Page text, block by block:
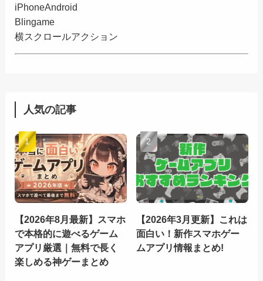
iPhoneAndroid
Blingame
横スクロールアクション
人気の記事
【2026年8月最新】スマホ
で本格的に遊べるゲーム
アプリ厳選｜無料で長く
楽しめる神ゲーまとめ
【2026年3月更新】これは
面白い！新作スマホゲー
ムアプリ情報まとめ!